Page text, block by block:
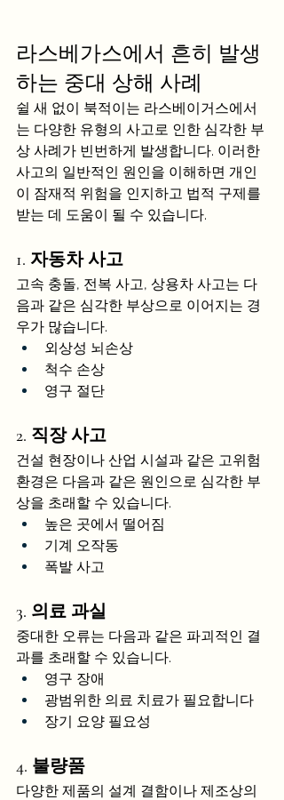
라스베가스에서 흔히 발생
하는 중대 상해 사례
쉴 새 없이 북적이는 라스베이거스에서
는 다양한 유형의 사고로 인한 심각한 부
상 사례가 빈번하게 발생합니다. 이러한
사고의 일반적인 원인을 이해하면 개인
이 잠재적 위험을 인지하고 법적 구제를
받는 데 도움이 될 수 있습니다.
1. 자동차 사고
고속 충돌, 전복 사고, 상용차 사고는 다
음과 같은 심각한 부상으로 이어지는 경
우가 많습니다.
외상성 뇌손상
척수 손상
영구 절단
2. 직장 사고
건설 현장이나 산업 시설과 같은 고위험
환경은 다음과 같은 원인으로 심각한 부
상을 초래할 수 있습니다.
높은 곳에서 떨어짐
기계 오작동
폭발 사고
3. 의료 과실
중대한 오류는 다음과 같은 파괴적인 결
과를 초래할 수 있습니다.
영구 장애
광범위한 의료 치료가 필요합니다
장기 요양 필요성
4. 불량품
다양한 제품의 설계 결함이나 제조상의